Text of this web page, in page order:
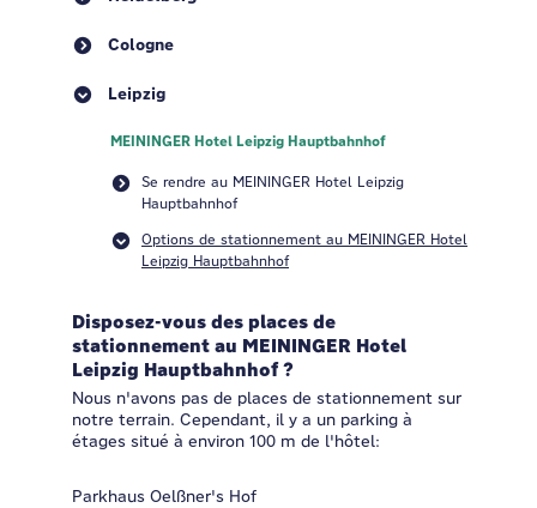
Cologne
Leipzig
MEININGER Hotel Leipzig Hauptbahnhof
Se rendre au MEININGER Hotel Leipzig
Hauptbahnhof
Options de stationnement au MEININGER Hotel
Leipzig Hauptbahnhof
Disposez-vous des places de
stationnement au MEININGER Hotel
Leipzig Hauptbahnhof ?
Nous n'avons pas de places de stationnement sur
notre terrain. Cependant, il y a un parking à
étages situé à environ 100 m de l'hôtel:
Parkhaus Oelßner's Hof